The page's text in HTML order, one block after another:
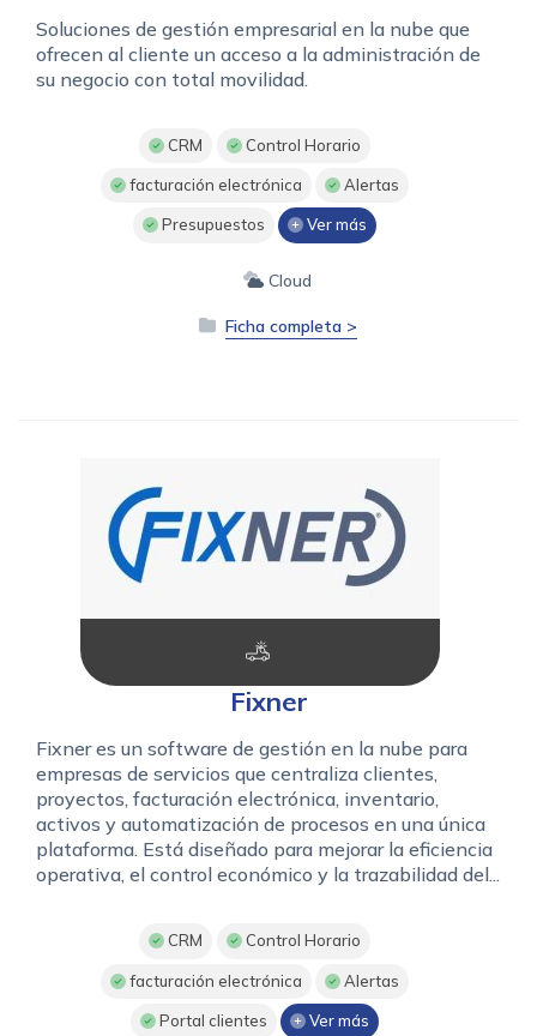
Soluciones de gestión empresarial en la nube que
ofrecen al cliente un acceso a la administración de
su negocio con total movilidad.
CRM Control Horario
facturación electrónica Alertas
Presupuestos Ver más
Cloud
Ficha completa >
Fixner
Fixner es un software de gestión en la nube para
empresas de servicios que centraliza clientes,
proyectos, facturación electrónica, inventario,
activos y automatización de procesos en una única
plataforma. Está diseñado para mejorar la eficiencia
operativa, el control económico y la trazabilidad del...
CRM Control Horario
facturación electrónica Alertas
Portal clientes Ver más